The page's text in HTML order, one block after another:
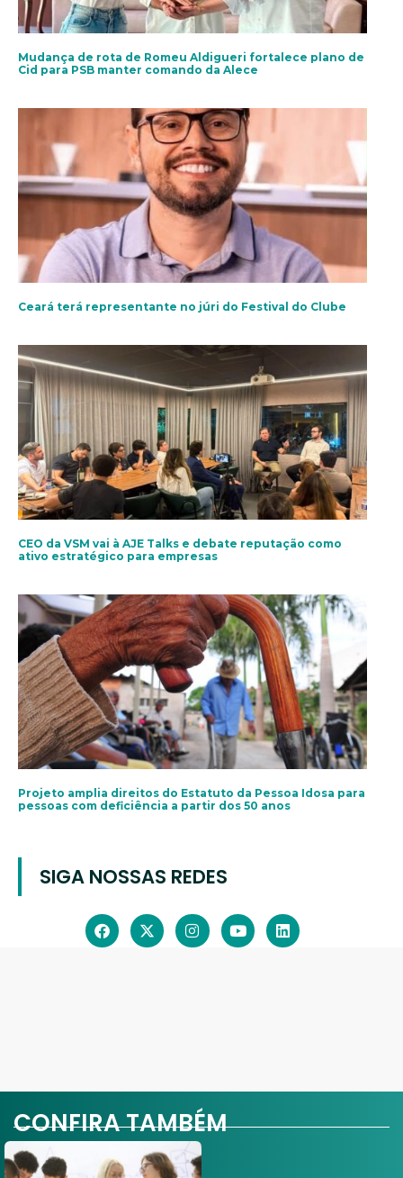
Mudança de rota de Romeu Aldigueri fortalece plano de
Cid para PSB manter comando da Alece
Ceará terá representante no júri do Festival do Clube
CEO da VSM vai à AJE Talks e debate reputação como
ativo estratégico para empresas
Projeto amplia direitos do Estatuto da Pessoa Idosa para
pessoas com deficiência a partir dos 50 anos
SIGA NOSSAS REDES
CONFIRA TAMBÉM